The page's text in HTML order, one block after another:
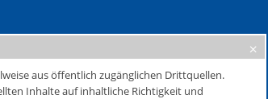
aus öffentlich zugänglichen Drittquellen.
Inhalte auf inhaltliche Richtigkeit und